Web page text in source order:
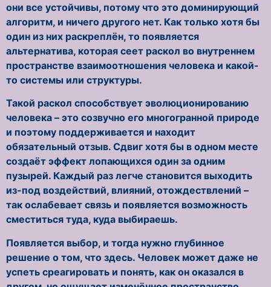
они все устойчивы, потому что это доминирующий
алгоритм, и ничего другого нет. Как только хотя бы
один из них раскреплён, то появляется
альтернатива, которая сеет раскол во внутреннем
пространстве взаимоотношения человека и какой-
то системы или структуры.
Такой раскол способствует эволюционированию
человека – это созвучно его многогранной природе
и поэтому поддерживается и находит
обязательный отзыв. Сдвиг хотя бы в одном месте
создаёт эффект лопающихся один за одним
пузырей. Каждый раз легче становится выходить
из-под воздействий, влияний, отождествлений –
так ослабевает связь и появляется возможность
сместиться туда, куда выбираешь.
Появляется выбор, и тогда нужно глубинное
решение о том, что здесь. Человек может даже не
успеть среагировать и понять, как он оказался в